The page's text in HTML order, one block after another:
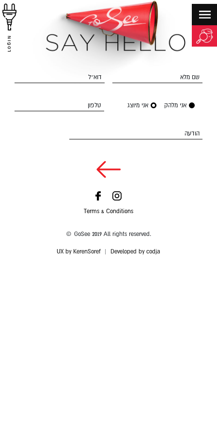
LOGIN
שם מלא דוא״ל
אני מלהק אני מיוצג טלפון
הודעה
Terms & Conditions
© GoSee 2019 All rights reserved.
UX by KerenSoref Developed by codja